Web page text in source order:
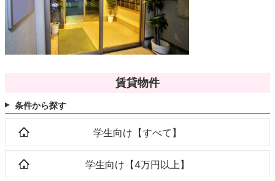
賃貸物件
条件から探す
学生向け【すべて】
学生向け【4万円以上】